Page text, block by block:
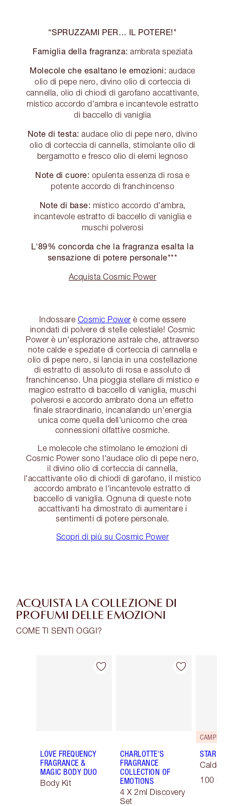
“SPRUZZAMI PER… IL POTERE!"
Famiglia della fragranza: ambrata speziata
Molecole che esaltano le emozioni: audace
olio di pepe nero, divino olio di corteccia di
cannella, olio di chiodi di garofano accattivante,
mistico accordo d'ambra e incantevole estratto
di baccello di vaniglia
Note di testa: audace olio di pepe nero, divino
olio di corteccia di cannella, stimolante olio di
bergamotto e fresco olio di elemi legnoso
Note di cuore: opulenta essenza di rosa e
potente accordo di franchincenso
Note di base: mistico accordo d'ambra,
incantevole estratto di baccello di vaniglia e
muschi polverosi
L'89% concorda che la fragranza esalta la
sensazione di potere personale***
Acquista Cosmic Power
Indossare Cosmic Power è come essere
inondati di polvere di stelle celestiale! Cosmic
Power è un'esplorazione astrale che, attraverso
note calde e speziate di corteccia di cannella e
olio di pepe nero, si lancia in una costellazione
di estratto di assoluto di rosa e assoluto di
franchincenso. Una pioggia stellare di mistico e
magico estratto di baccello di vaniglia, muschi
polverosi e accordo ambrato dona un effetto
finale straordinario, incanalando un'energia
unica come quella dell'unicorno che crea
connessioni olfattive cosmiche.
Le molecole che stimolano le emozioni di
Cosmic Power sono l'audace olio di pepe nero,
il divino olio di corteccia di cannella,
l'accattivante olio di chiodi di garofano, il mistico
accordo ambrato e l'incantevole estratto di
baccello di vaniglia. Ognuna di queste note
accattivanti ha dimostrato di aumentare i
sentimenti di potere personale.
Scopri di più su Cosmic Power
ACQUISTA LA COLLEZIONE DI
PROFUMI DELLE EMOZIONI
COME TI SENTI OGGI?
Articolo 1 di 30
LOVE FREQUENCY
FRAGRANCE &
MAGIC BODY DUO
Body Kit
Articolo 2 di 30
CHARLOTTE'S
FRAGRANCE
COLLECTION OF
EMOTIONS
4 X 2ml Discovery
Set
STAR
Caldo
100